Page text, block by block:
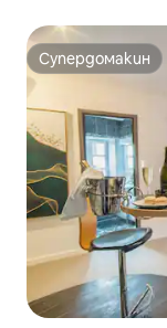
Супердомакин
Супердомакин